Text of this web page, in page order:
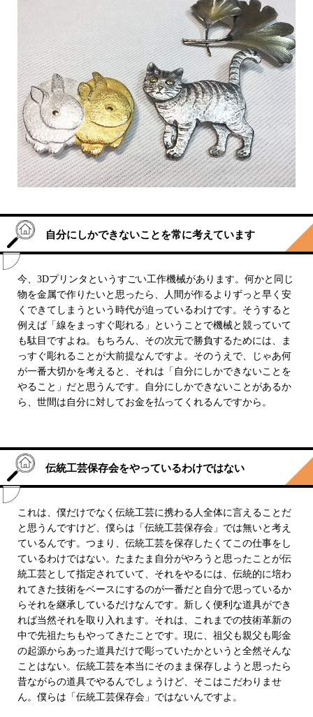
自分にしかできないことを常に考えています
今、3Dプリンタというすごい工作機械があります。何かと同じ
物を金属で作りたいと思ったら、人間が作るよりずっと早く安
くできてしまうという時代が迫っているわけです。そうすると
例えば「線をまっすぐ彫れる」ということで機械と競っていて
も駄目ですよね。もちろん、その次元で勝負するためには、ま
っすぐ彫れることが大前提なんですよ。そのうえで、じゃあ何
が一番大切かを考えると、それは「自分にしかできないことを
やること」だと思うんです。自分にしかできないことがあるか
ら、世間は自分に対してお金を払ってくれるんですから。
伝統工芸保存会をやっているわけではない
これは、僕だけでなく伝統工芸に携わる人全体に言えることだ
と思うんですけど、僕らは「伝統工芸保存会」では無いと考え
ているんです。つまり、伝統工芸を保存したくてこの仕事をし
ているわけではない。たまたま自分がやろうと思ったことが伝
統工芸として指定されていて、それをやるには、伝統的に培わ
れてきた技術をベースにするのが一番だと自分で思っているか
らそれを継承しているだけなんです。新しく便利な道具ができ
れば当然それを取り入れます。それは、これまでの技術革新の
中で先祖たちもやってきたことです。現に、祖父も親父も彫金
の起源からあった道具だけで彫っていたかというと全然そんな
ことはない。伝統工芸を本当にそのまま保存しようと思ったら
昔ながらの道具でやるんでしょうけど、そこはこだわりませ
ん。僕らは「伝統工芸保存会」ではないんですよ。